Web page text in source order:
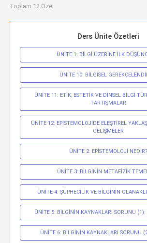
Toplam 12 Özet
Ders Ünite Özetleri
ÜNİTE 1: BİLGİ ÜZERİNE İLK
ÜNİTE 10: BİLGİSEL
ÜNİTE 11: ETİK, ESTETİK VE DİNSEL BİLGİ
TARTIŞMALAR
ÜNİTE 12: EPİSTEMOLOJİDE ELEŞTİREL
GELİŞMELER
ÜNİTE 2: EPİSTEMOLOJİ NEDİR?
ÜNİTE 3: BİLGİNİN METAFİZİK
ÜNİTE 4: ŞÜPHECİLİK VE BİLGİNİN
ÜNİTE 5: BİLGİNİN KAYNAKLARI SORUNU (1):
ÜNİTE 6: BİLGİNİN KAYNAKLARI SORUNU